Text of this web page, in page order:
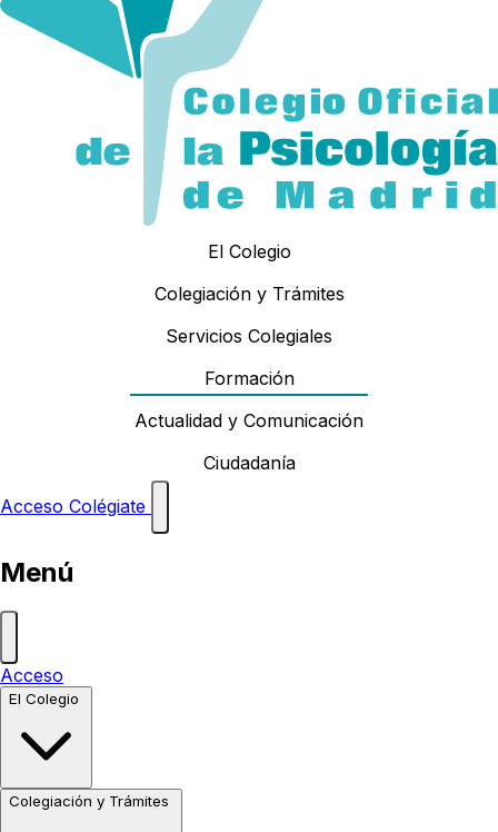
El Colegio
Colegiación y Trámites
Servicios Colegiales
Formación
Actualidad y Comunicación
Ciudadanía
Acceso Colégiate
Menú
Acceso
El Colegio
Colegiación y Trámites